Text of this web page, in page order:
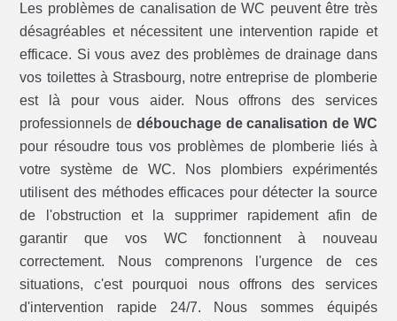
Les problèmes de canalisation de WC peuvent être très
désagréables et nécessitent une intervention rapide et
efficace. Si vous avez des problèmes de drainage dans
vos toilettes à Strasbourg, notre entreprise de plomberie
est là pour vous aider. Nous offrons des services
professionnels de débouchage de canalisation de WC
pour résoudre tous vos problèmes de plomberie liés à
votre système de WC. Nos plombiers expérimentés
utilisent des méthodes efficaces pour détecter la source
de l'obstruction et la supprimer rapidement afin de
garantir que vos WC fonctionnent à nouveau
correctement. Nous comprenons l'urgence de ces
situations, c'est pourquoi nous offrons des services
d'intervention rapide 24/7. Nous sommes équipés